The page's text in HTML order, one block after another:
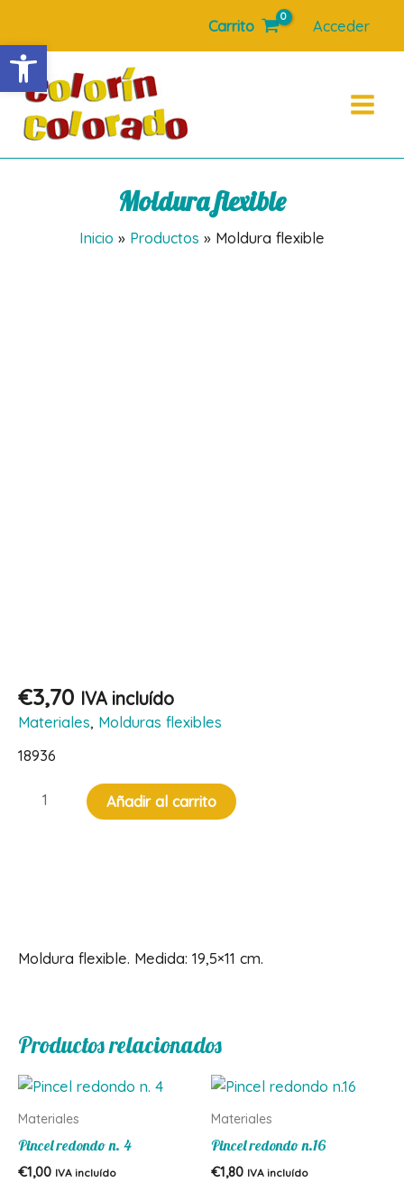
Abrir barra de herramientas
contenido
Carrito Acceder
Main
Menu
Moldura flexible
Inicio Productos Moldura flexible
€3,70 IVA incluído
Materiales, Molduras flexibles
18936
Moldura
Añadir al carrito
Moldura flexible. Medida: 19,5×11 cm.
Productos relacionados
Materiales
Pincel redondo n. 4
€1,00 IVA incluído
Materiales
Pincel redondo n.16
€1,80 IVA incluído